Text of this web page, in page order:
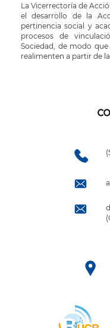
La Vicerrectoría de
el desarrollo de la
pertinencia social y
procesos de
Sociedad, de modo
realimenten a partir de